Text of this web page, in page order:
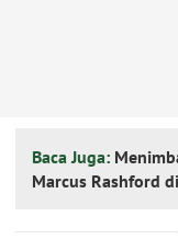
Baca Juga:
Marcus Rashford